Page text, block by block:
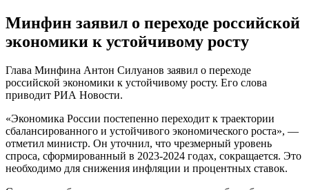
Минфин заявил о переходе российской
экономики к устойчивому росту
Глава Минфина Антон Силуанов заявил о переходе
российской экономики к устойчивому росту. Его слова
приводит РИА Новости.
«Экономика России постепенно переходит к траектории
сбалансированного и устойчивого экономического роста», —
отметил министр. Он уточнил, что чрезмерный уровень
спроса, сформированный в 2023-2024 годах, сокращается. Это
необходимо для снижения инфляции и процентных ставок.